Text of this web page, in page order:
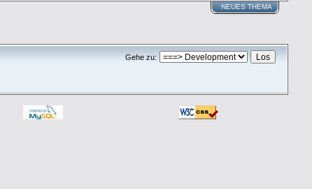
NEUES THEMA
Gehe zu: